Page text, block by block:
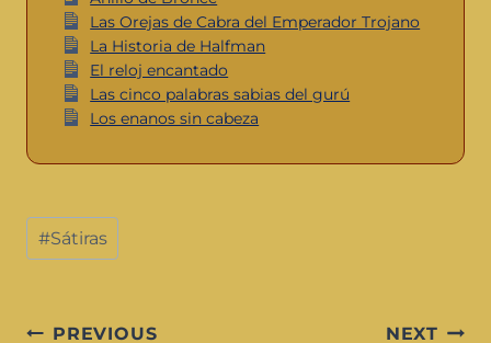
Las Orejas de Cabra del Emperador Trojano
La Historia de Halfman
El reloj encantado
Las cinco palabras sabias del gurú
Los enanos sin cabeza
#Sátiras
PREVIOUS NEXT